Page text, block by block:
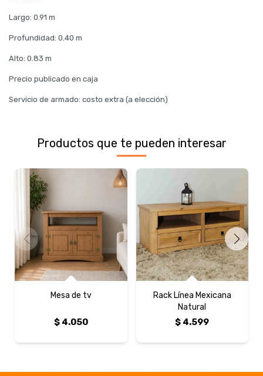
Largo: 0.91 m
Profundidad: 0.40 m
Alto: 0.83 m
Precio publicado en caja
Servicio de armado: costo extra (a elección)
Productos que te pueden interesar
Mesa de tv
$ 4.050
Rack Línea Mexicana
Natural
$ 4.599